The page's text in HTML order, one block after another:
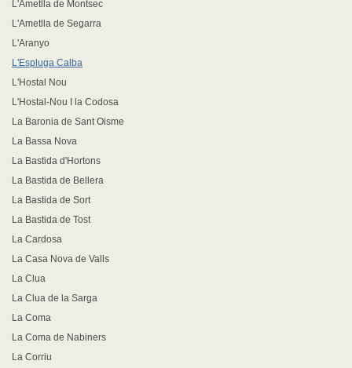
L'Ametlla de Montsec
L'Ametlla de Segarra
L'Aranyo
L'Espluga Calba
L'Hostal Nou
L'Hostal-Nou I la Codosa
La Baronia de Sant Oisme
La Bassa Nova
La Bastida d'Hortons
La Bastida de Bellera
La Bastida de Sort
La Bastida de Tost
La Cardosa
La Casa Nova de Valls
La Clua
La Clua de la Sarga
La Coma
La Coma de Nabiners
La Corriu